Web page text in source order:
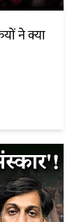
ने क्या